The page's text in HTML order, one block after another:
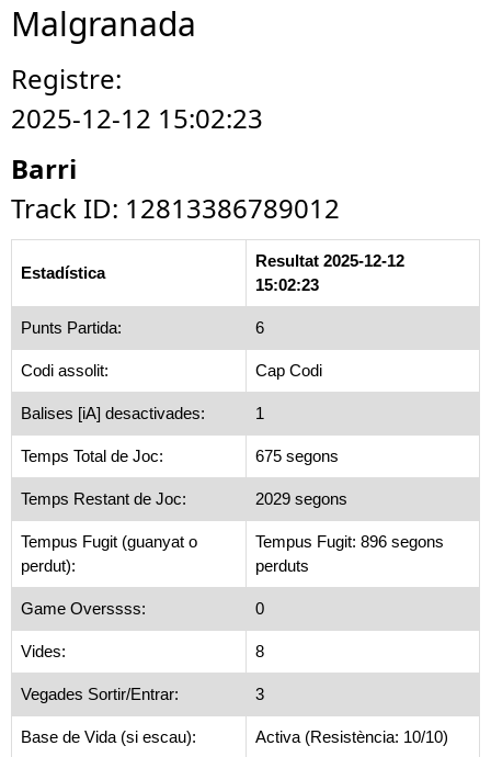
Malgranada
Registre:
2025-12-12 15:02:23
Barri
Track ID: 12813386789012
Estadística
Resultat 2025-12-12
15:02:23
Punts Partida: 6
Codi assolit: Cap Codi
Balises [iA] desactivades: 1
Temps Total de Joc: 675 segons
Temps Restant de Joc: 2029 segons
Tempus Fugit (guanyat o
perdut):
Tempus Fugit: 896 segons
perduts
Game Overssss: 0
Vides: 8
Vegades Sortir/Entrar: 3
Base de Vida (si escau): Activa (Resistència: 10/10)